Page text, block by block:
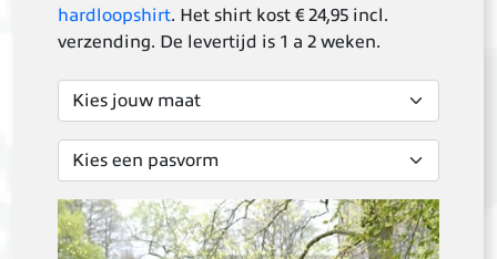
hardloopshirt. Het shirt kost € 24,95 incl.
verzending. De levertijd is 1 a 2 weken.